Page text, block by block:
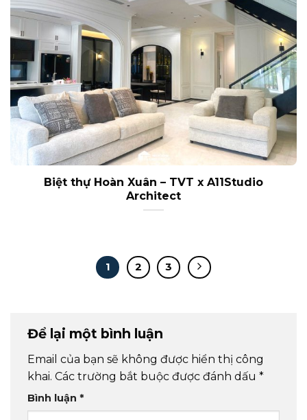
Biệt thự Hoàn Xuân – TVT x A11Studio
Architect
1 2 3
Để lại một bình luận
Email của bạn sẽ không được hiển thị công
khai. Các trường bắt buộc được đánh dấu *
Bình luận *